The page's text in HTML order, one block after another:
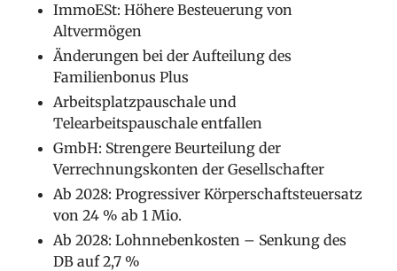
ImmoESt: Höhere Besteuerung von
Altvermögen
Änderungen bei der Aufteilung des
Familienbonus Plus
Arbeitsplatzpauschale und
Telearbeitspauschale entfallen
GmbH: Strengere Beurteilung der
Verrechnungskonten der Gesellschafter
Ab 2028: Progressiver Körperschaftsteuersatz
von 24 % ab 1 Mio.
Ab 2028: Lohnnebenkosten – Senkung des
DB auf 2,7 %